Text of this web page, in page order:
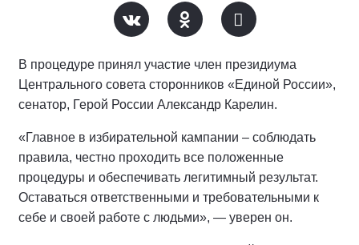
В процедуре принял участие член президиума
Центрального совета сторонников «Единой России»,
сенатор, Герой России Александр Карелин.
«Главное в избирательной кампании – соблюдать
правила, честно проходить все положенные
процедуры и обеспечивать легитимный результат.
Оставаться ответственными и требовательными к
себе и своей работе с людьми», — уверен он.